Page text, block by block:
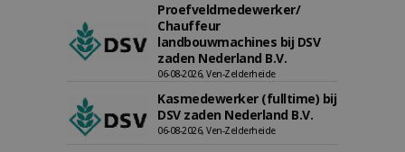
Proefveldmedewerker/
Chauffeur
landbouwmachines bij DSV
zaden Nederland B.V.
06-08-2026, Ven-Zelderheide
Kasmedewerker (fulltime) bij
DSV zaden Nederland B.V.
06-08-2026, Ven-Zelderheide